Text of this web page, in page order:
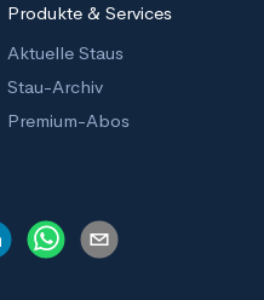
Produkte & Services
Aktuelle Staus
Stau-Archiv
Premium-Abos